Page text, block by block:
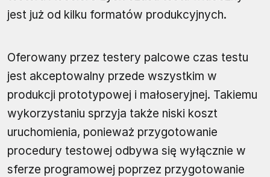
jest już od kilku formatów produkcyjnych.
Oferowany przez testery palcowe czas testu
jest akceptowalny przede wszystkim w
produkcji prototypowej i małoseryjnej. Takiemu
wykorzystaniu sprzyja także niski koszt
uruchomienia, ponieważ przygotowanie
procedury testowej odbywa się wyłącznie w
sferze programowej poprzez przygotowanie